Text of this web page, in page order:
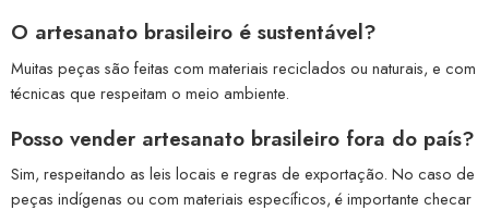
O artesanato brasileiro é sustentável?
Muitas peças são feitas com materiais reciclados ou naturais, e com
técnicas que respeitam o meio ambiente.
Posso vender artesanato brasileiro fora do país?
Sim, respeitando as leis locais e regras de exportação. No caso de
peças indígenas ou com materiais específicos, é importante checar